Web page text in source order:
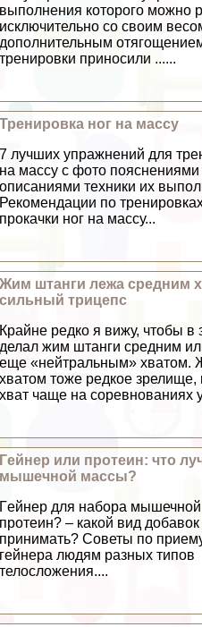
выполнения которого можно
исключительно со своим
дополнительным
тренировки приносили ......
Тренировка ног на массу
7 лучших упражнений для
на массу с фото пояснениями
описаниями техники их
Рекомендации по
прокачки ног на массу...
Жим штанги лежа средним
сильный трицепс
Крайне редко я вижу, чтобы в
делал жим штанги средним
еще «нейтральным» хватом.
хватом тоже редкое зрелище,
хват чаще на соревнованиях
Гeйнер или протеин: что
мышечной массы?
Гeйнер для набора
протеин? – какой вид
принимать? Советы по
гeйнера людям разных типов
телосложения....